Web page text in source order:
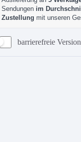
barrierefreie Version